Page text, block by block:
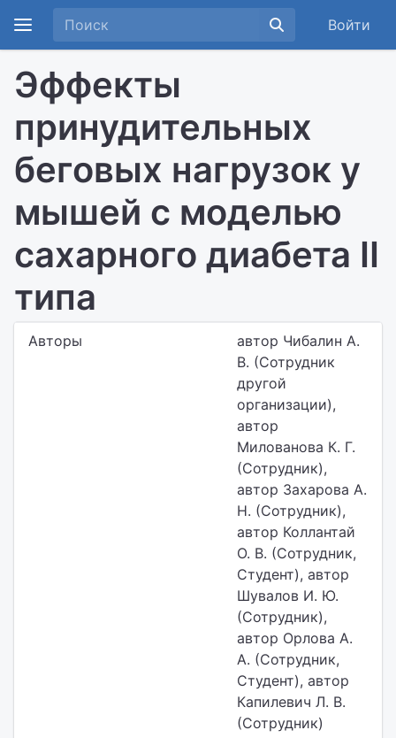
Войти
Эффекты
принудительных
беговых нагрузок у
мышей с моделью
сахарного диабета II
типа
Авторы
автор Чибалин А.
В. (Сотрудник
другой
организации),
автор
Милованова К. Г.
(Сотрудник),
автор Захарова А.
Н. (Сотрудник),
автор Коллантай
О. В. (Сотрудник,
Студент), автор
Шувалов И. Ю.
(Сотрудник),
автор Орлова А.
А. (Сотрудник,
Студент), автор
Капилевич Л. В.
(Сотрудник)